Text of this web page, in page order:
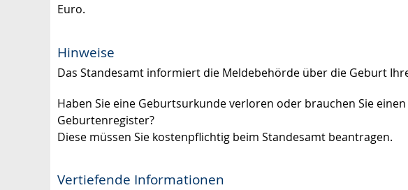
Euro.
Hinweise
Das Standesamt informiert die Meldebehörde über die Geburt
Haben Sie eine Geburtsurkunde verloren oder brauchen Sie
Geburtenregister?
Diese müssen Sie kostenpflichtig beim Standesamt beantragen.
Vertiefende Informationen